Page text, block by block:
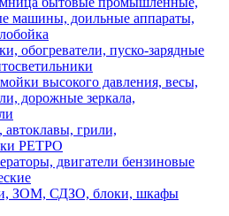
машины, доильные аппараты,
обогреватели, пуско-зарядные
высокого давления, весы,
дорожные зеркала,
автоклавы, грили,
РЕТРО
двигатели бензиновые
ЗОМ, СДЗО, блоки, шкафы